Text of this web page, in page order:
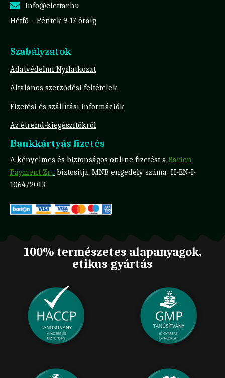
info@elettar.hu
Hétfő – Péntek 9-17 óráig
Szabályzatok
Adatvédelmi Nyilatkozat
Általános szerződési feltételek
Fizetési és szállítási információk
Az étrend-kiegészítőkről
Bankkártyás fizetés
A kényelmes és biztonságos online fizetést a Barion
Payment Zrt. biztosítja, MNB engedély száma: H-EN-I-
1064/2013
100% természetes alapanyagok,
etikus gyártás